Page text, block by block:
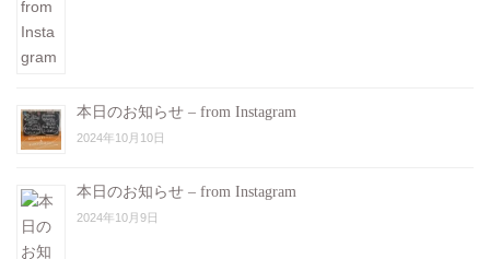
本日のお知らせ – from Instagram
2024年10月10日
本日のお知らせ – from Instagram
2024年10月9日